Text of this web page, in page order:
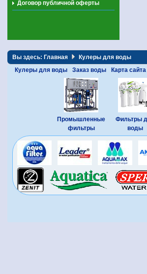
Договор публичной оферты
Вы здесь: Главная
Кулеры для воды
Кулеры для воды
Заказ воды Карта сайта
Промышленные
фильтры
Фильтры
воды